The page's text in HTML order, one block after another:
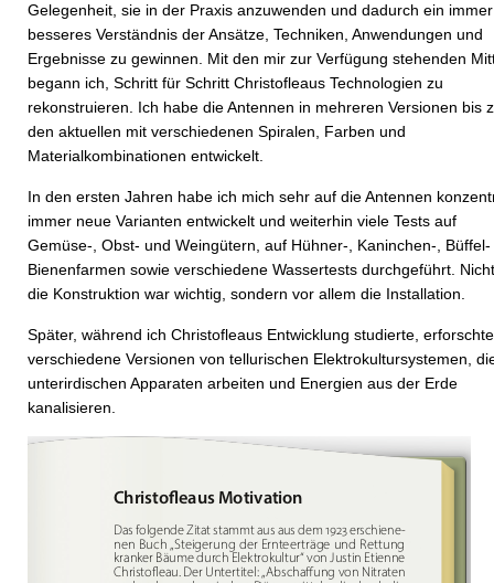
Gelegenheit, sie in der Praxis anzuwenden und dadurch ein immer
besseres Verständnis der Ansätze, Techniken, Anwendungen und
Ergebnisse zu gewinnen. Mit den mir zur Verfügung stehenden
begann ich, Schritt für Schritt Christofleaus Technologien zu
rekonstruieren. Ich habe die Antennen in mehreren Versionen bis
den aktuellen mit verschiedenen Spiralen, Farben und
Materialkombinationen entwickelt.
In den ersten Jahren habe ich mich sehr auf die Antennen
immer neue Varianten entwickelt und weiterhin viele Tests auf
Gemüse-, Obst- und Weingütern, auf Hühner-, Kaninchen-,
Bienenfarmen sowie verschiedene Wassertests durchgeführt.
die Konstruktion war wichtig, sondern vor allem die Installation.
Später, während ich Christofleaus Entwicklung studierte,
verschiedene Versionen von tellurischen Elektrokultursystemen,
unterirdischen Apparaten arbeiten und Energien aus der Erde
kanalisieren.